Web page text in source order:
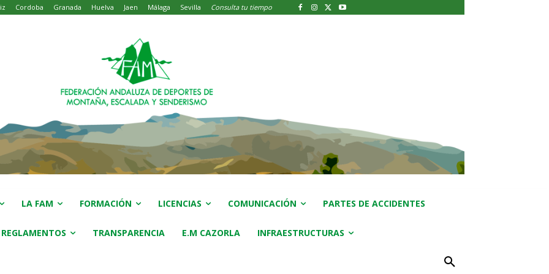
Cordoba Granada Huelva Jaen Málaga Sevilla Consulta tu tiempo
LA FAM FORMACIÓN LICENCIAS COMUNICACIÓN PARTES DE ACCIDENTES
TRANSPARENCIA E.M CAZORLA INFRAESTRUCTURAS